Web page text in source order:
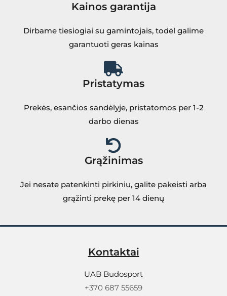
Kainos garantija
Dirbame tiesiogiai su gamintojais, todėl galime
garantuoti geras kainas
Pristatymas
Prekės, esančios sandėlyje, pristatomos per 1-2
darbo dienas
Grąžinimas
Jei nesate patenkinti pirkiniu, galite pakeisti arba
grąžinti prekę per 14 dienų
Kontaktai
UAB Budosport
+370 687 55659